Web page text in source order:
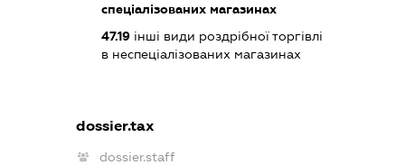
спеціалізованих магазинах
47.19 інші види роздрібної торгівлі
в неспеціалізованих магазинах
dossier.tax
dossier.staff